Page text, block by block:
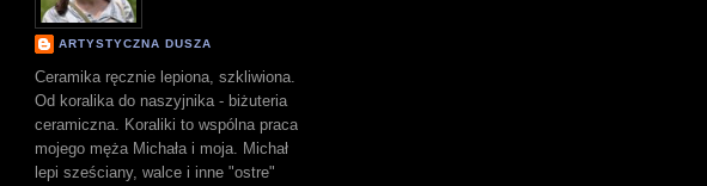
ARTYSTYCZNA DUSZA
Ceramika ręcznie lepiona, szkliwiona.
Od koralika do naszyjnika - biżuteria
ceramiczna. Koraliki to wspólna praca
mojego męża Michała i moja. Michał
lepi sześciany, walce i inne "ostre"